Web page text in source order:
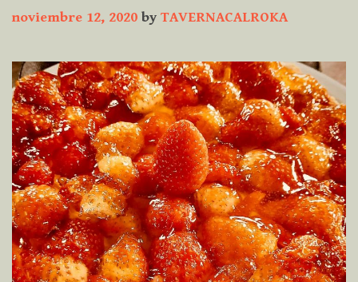
noviembre 12, 2020 by TAVERNACALROKA